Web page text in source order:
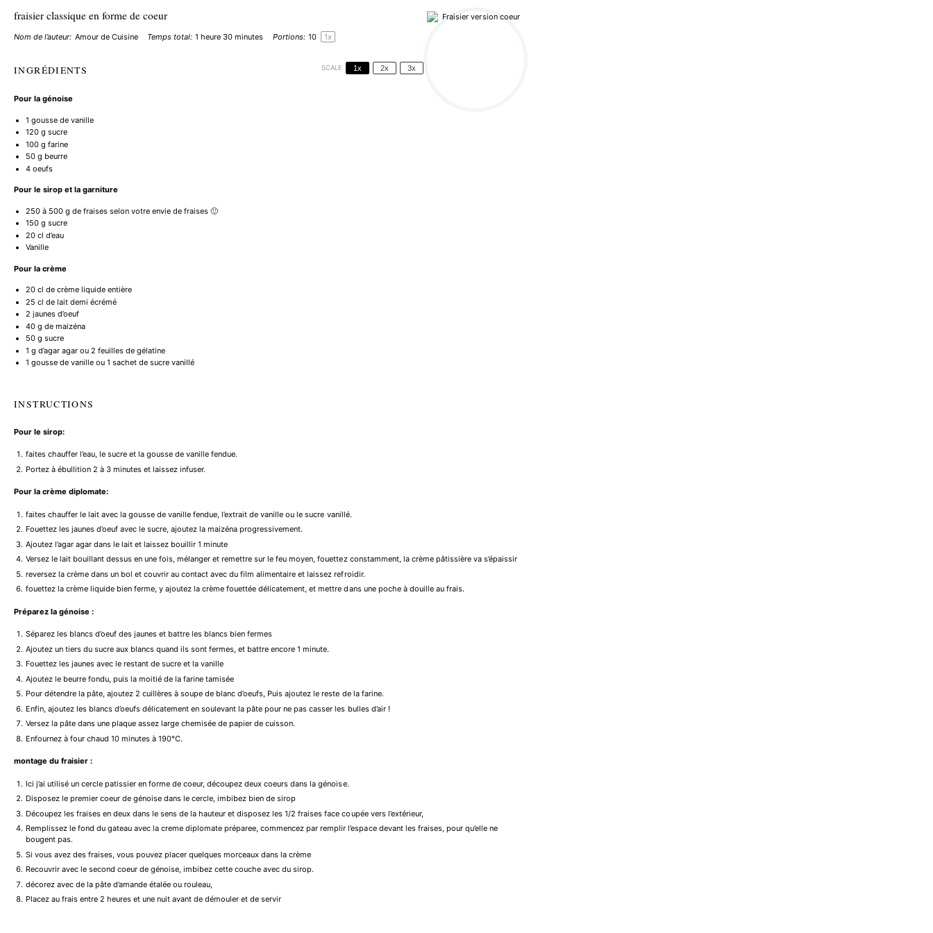
fraisier classique en forme de coeur
Nom de l’auteur: Amour de Cuisine Temps total: 1 heure 30 minutes Portions: 10 1x
INGRÉDIENTS SCALE 1x 2x 3x
Pour la génoise
1 gousse de vanille
120 g sucre
100 g farine
50 g beurre
4oeufs
Pour le sirop et la garniture
250à 500 g de fraises selon votre envie de fraises 🙂
150 g sucre
20cl d’eau
Vanille
Pour la crème
20cl de crème liquide entière
25 cl de lait demi écrémé
2 jaunes d’oeuf
40 g de maizéna
50 g sucre
1 g d’agar agar ou 2 feuilles de gélatine
1 gousse de vanille ou 1 sachet de sucre vanillé
INSTRUCTIONS
Pour le sirop:
faites chauffer l’eau, le sucre et la gousse de vanille fendue.
Portez à ébullition 2 à 3 minutes et laissez infuser.
Pour la crème diplomate:
faites chauffer le lait avec la gousse de vanille fendue, l’extrait de vanille ou le sucre vanillé.
Fouettez les jaunes d’oeuf avec le sucre, ajoutez la maizéna progressivement.
Ajoutez l’agar agar dans le lait et laissez bouillir 1 minute
Versez le lait bouillant dessus en une fois, mélanger et remettre sur le feu moyen, fouettez constamment, la crème pâtissière va s’épaissir
reversez la crème dans un bol et couvrir au contact avec du film alimentaire et laissez refroidir.
fouettez la crème liquide bien ferme, y ajoutez la crème fouettée délicatement, et mettre dans une poche à douille au frais.
Préparez la génoise :
Séparez les blancs d’oeuf des jaunes et battre les blancs bien fermes
Ajoutez un tiers du sucre aux blancs quand ils sont fermes, et battre encore 1 minute.
Fouettez les jaunes avec le restant de sucre et la vanille
Ajoutez le beurre fondu, puis la moitié de la farine tamisée
Pour détendre la pâte, ajoutez 2 cuillères à soupe de blanc d’oeufs, Puis ajoutez le reste de la farine.
Enfin, ajoutez les blancs d’oeufs délicatement en soulevant la pâte pour ne pas casser les bulles d’air !
Versez la pâte dans une plaque assez large chemisée de papier de cuisson.
Enfournez à four chaud 10 minutes à 190°C.
montage du fraisier :
Ici j’ai utilisé un cercle patissier en forme de coeur, découpez deux coeurs dans la génoise.
Disposez le premier coeur de génoise dans le cercle, imbibez bien de sirop
Découpez les fraises en deux dans le sens de la hauteur et disposez les 1/2 fraises face coupée vers l’extérieur,
Remplissez le fond du gateau avec la creme diplomate préparee, commencez par remplir l’espace devant les fraises, pour qu’elle ne
bougent pas.
Si vous avez des fraises, vous pouvez placer quelques morceaux dans la crème
Recouvrir avec le second coeur de génoise, imbibez cette couche avec du sirop.
décorez avec de la pâte d’amande étalée ou rouleau,
Placez au frais entre 2 heures et une nuit avant de démouler et de servir